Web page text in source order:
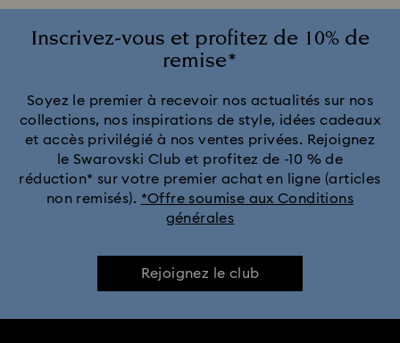
Inscrivez-vous et profitez de 10% de
remise*
Soyez le premier à recevoir nos actualités sur nos
collections, nos inspirations de style, idées cadeaux
et accès privilégié à nos ventes privées. Rejoignez
le Swarovski Club et profitez de -10 % de
réduction* sur votre premier achat en ligne (articles
non remisés). *Offre soumise aux Conditions
générales
Rejoignez le club